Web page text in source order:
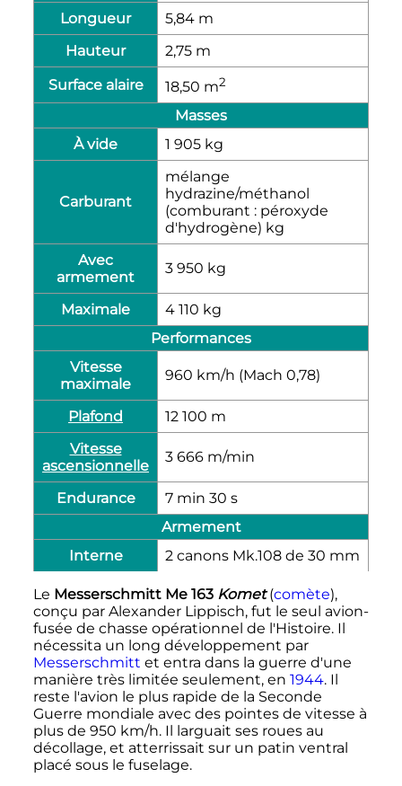
Longueur
5,84 m
Hauteur
2,75 m
Surface alaire
18,50 m2
Masses
À vide
1 905 kg
Carburant
mélange
hydrazine/méthanol
(comburant : péroxyde
d'hydrogène) kg
Avec
armement
3 950 kg
Maximale 4 110 kg
Performances
Vitesse
maximale
960 km/h (Mach 0,78)
Plafond 12 100 m
Vitesse
ascensionnelle
3 666 m/min
Endurance
7 min 30 s
Armement
Interne
2 canons Mk.108 de 30 mm
Le Messerschmitt Me 163 Komet(comète),
conçu par Alexander Lippisch, fut le seul avion-
fusée de chasse opérationnel de l'Histoire. Il
nécessita un long développement par
Messerschmitt et entra dans la guerre d'une
manière très limitée seulement, en 1944. Il
reste l'avion le plus rapide de la Seconde
Guerre mondiale avec des pointes de vitesse à
plus de 950 km/h. Il larguait ses roues au
décollage, et atterrissait sur un patin ventral
placé sous le fuselage.